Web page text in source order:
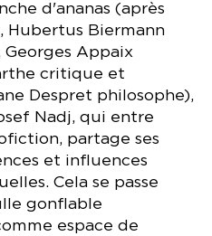
d'ananas (après
Hubertus Biermann
Appaix
critique et
Despret philosophe),
Nadj, qui entre
partage ses
et influences
Cela se passe
gonflable
espace de